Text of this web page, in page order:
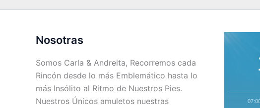
Nosotras
Somos Carla & Andreita, Recorremos cada
Rincón desde lo más Emblemático hasta lo
más Insólito al Ritmo de Nuestros Pies.
Nuestros Únicos amuletos nuestras